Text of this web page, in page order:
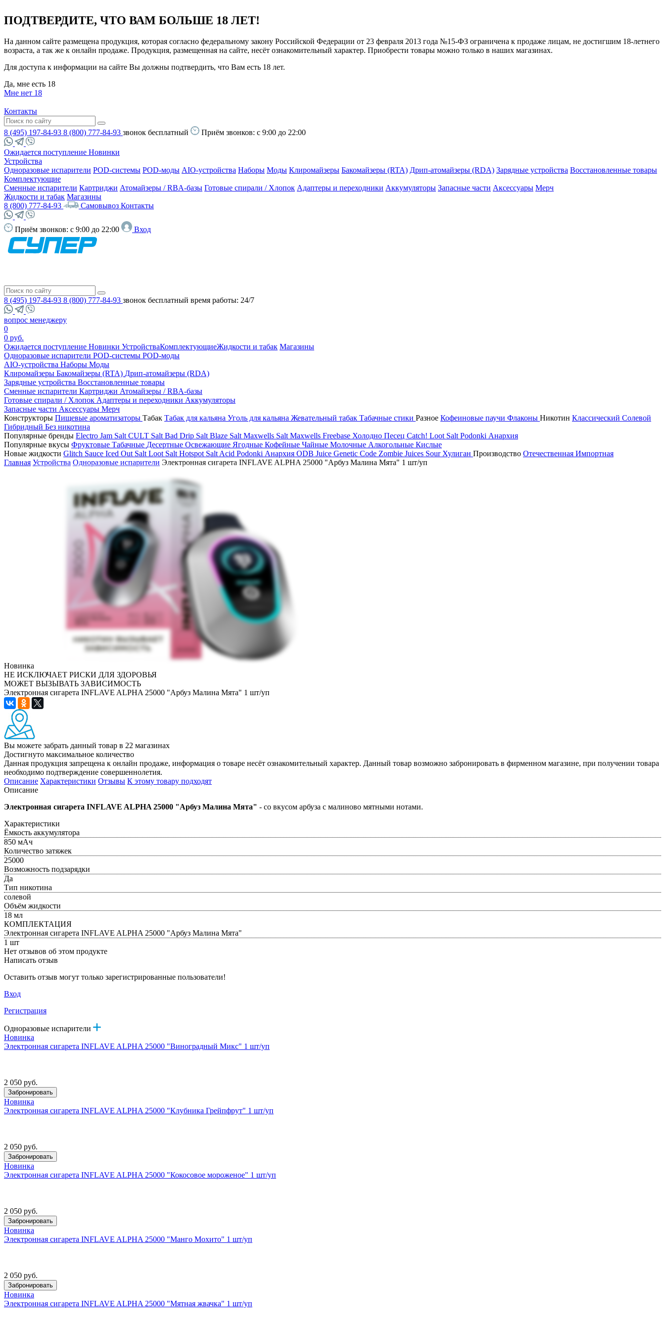
ПОДТВЕРДИТЕ, ЧТО ВАМ БОЛЬШЕ 18 ЛЕТ!
На данном сайте размещена продукция, которая согласно федеральному закону Российской Федерации от 23 февраля 2013 года №15-ФЗ ограничена к продаже лицам, не достигшим 18-летнего
возраста, а так же к онлайн продаже. Продукция, размещенная на сайте, несёт ознакомительный характер. Приобрести товары можно только в наших магазинах.
Для доступа к информации на сайте Вы должны подтвердить, что Вам есть 18 лет.
Да, мне есть 18
Мне нет 18
Контакты
8 (495) 197-84-93 8 (800) 777-84-93 звонок бесплатный Приём звонков: с 9:00 до 22:00
Ожидается поступление Новинки
Устройства
Одноразовые испарители POD-системы POD-моды AIO-устройства Наборы Моды Клиромайзеры Бакомайзеры (RTA) Дрип-атомайзеры (RDA) Зарядные устройства Восстановленные товары
Комплектующие
Сменные испарители Картриджи Атомайзеры / RBA-базы Готовые спирали / Хлопок Адаптеры и переходники Аккумуляторы Запасные части Аксессуары Мерч
Жидкости и табак Магазины
8 (800) 777-84-93
Самовывоз Контакты
Приём звонков: с 9:00 до 22:00 Вход
8 (495) 197-84-93 8 (800) 777-84-93 звонок бесплатный время работы: 24/7
вопрос менеджеру
0
0 руб.
Ожидается поступление Новинки УстройстваКомплектующиеЖидкости и табак Магазины
Одноразовые испарители POD-системы POD-моды
AIO-устройства Наборы Моды
Клиромайзеры Бакомайзеры (RTA) Дрип-атомайзеры (RDA)
Зарядные устройства Восстановленные товары
Сменные испарители Картриджи Атомайзеры / RBA-базы
Готовые спирали / Хлопок Адаптеры и переходники Аккумуляторы
Запасные части Аксессуары Мерч
Конструкторы Пищевые ароматизаторы Табак Табак для кальяна Уголь для кальяна Жевательный табак Табачные стики Разное Кофеиновые паучи Флаконы Никотин Классический Солевой
Гибридный Без никотина
Популярные бренды Electro Jam Salt CULT Salt Bad Drip Salt Blaze Salt Maxwells Salt Maxwells Freebase Холодно Песец Catch! Loot Salt Podonki Анархия
Популярные вкусы Фруктовые Табачные Десертные Освежающие Ягодные Кофейные Чайные Молочные Алкогольные Кислые
Новые жидкости Glitch Sauce Iced Out Salt Loot Salt Hotspot Salt Acid Podonki Анархия ODB Juice Genetic Code Zombie Juices Sour Хулиган Производство Отечественная Импортная
Главная Устройства Одноразовые испарители Электронная сигарета INFLAVE ALPHA 25000 "Арбуз Малина Мята" 1 шт/уп
Новинка
НЕ ИСКЛЮЧАЕТ РИСКИ ДЛЯ ЗДОРОВЬЯ
МОЖЕТ ВЫЗЫВАТЬ ЗАВИСИМОСТЬ
Электронная сигарета INFLAVE ALPHA 25000 "Арбуз Малина Мята" 1 шт/уп
Вы можете забрать данный товар в 22 магазинах
Достигнуто максимальное количество
Данная продукция запрещена к онлайн продаже, информация о товаре несёт ознакомительный характер. Данный товар возможно забронировать в фирменном магазине, при получении товара
необходимо подтверждение совершеннолетия.
Описание Характеристики Отзывы К этому товару подходят
Описание
Электронная сигарета INFLAVE ALPHA 25000 "Арбуз Малина Мята" - со вкусом арбуза с малиново мятными нотами.
Характеристики
Ёмкость аккумулятора
850 мАч
Количество затяжек
25000
Возможность подзарядки
Да
Тип никотина
солевой
Объём жидкости
18 мл
КОМПЛЕКТАЦИЯ
Электронная сигарета INFLAVE ALPHA 25000 "Арбуз Малина Мята"
1 шт
Нет отзывов об этом продукте
Написать отзыв
Оставить отзыв могут только зарегистрированные пользователи!
Вход
Регистрация
Одноразовые испарители
Новинка
Электронная сигарета INFLAVE ALPHA 25000 "Виноградный Микс" 1 шт/уп
2 050 руб.
Забронировать
Новинка
Электронная сигарета INFLAVE ALPHA 25000 "Клубника Грейпфрут" 1 шт/уп
2 050 руб.
Забронировать
Новинка
Электронная сигарета INFLAVE ALPHA 25000 "Кокосовое мороженое" 1 шт/уп
2 050 руб.
Забронировать
Новинка
Электронная сигарета INFLAVE ALPHA 25000 "Манго Мохито" 1 шт/уп
2 050 руб.
Забронировать
Новинка
Электронная сигарета INFLAVE ALPHA 25000 "Мятная жвачка" 1 шт/уп